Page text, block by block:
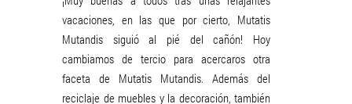
vacaciones, en las que por cierto, Mutatis
Mutandis siguió al pié del cañón! Hoy
cambiamos de tercio para acercaros otra
faceta de Mutatis Mutandis. Además del
reciclaje de muebles y la decoración, también